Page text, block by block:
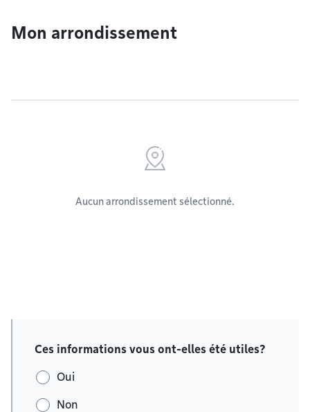
Mon arrondissement
Aucun arrondissement sélectionné.
Ces informations vous ont-elles été utiles?
Oui
Non